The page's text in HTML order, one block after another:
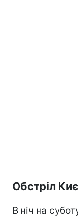
Обстріл
В ніч на